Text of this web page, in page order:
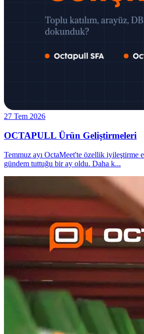
27 Tem 2026
OCTAPULL Ürün Geliştirmeleri
Temmuz ayı OctaMeet'te özellik iyileştirme
gündem tuttuğu bir ay oldu. Daha k...